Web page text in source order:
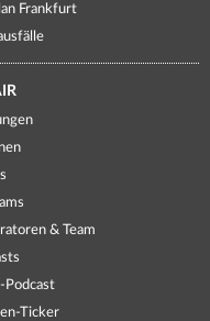
Frankfurt
& Team
Podcast
Ticker